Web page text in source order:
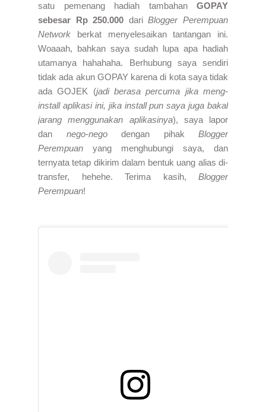
satu pemenang hadiah tambahan GOPAY
sebesar Rp 250.000 dariBlogger Perempuan
Network berkat menyelesaikan tantangan ini.
Woaaah, bahkan saya sudah lupa apa hadiah
utamanya hahahaha. Berhubung saya sendiri
tidak ada akun GOPAY karena di kota saya tidak
ada GOJEK (jadi berasa percuma jika meng-
install aplikasi ini, jika install pun saya juga bakal
jarang menggunakan aplikasinya), saya lapor
dan nego-nego dengan pihak Blogger
Perempuan yang menghubungi saya, dan
ternyata tetap dikirim dalam bentuk uang alias di-
transfer, hehehe. Terima kasih, Blogger
Perempuan!